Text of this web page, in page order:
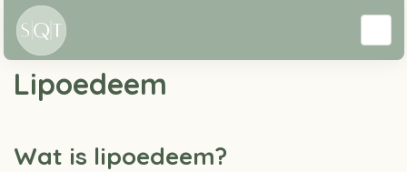
Aandoeningen
Lipoedeem
Wat is lipoedeem?